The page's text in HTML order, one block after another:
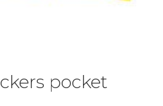
pocket